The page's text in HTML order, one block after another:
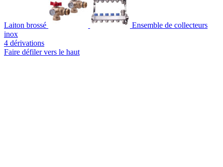
Laiton brossé
Ensemble de collecteurs
inox
4 dérivations
Faire défiler vers le haut